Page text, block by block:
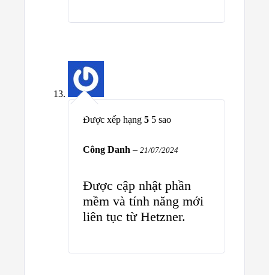
Được xếp hạng 5 5 sao
Công Danh – 21/07/2024
Được cập nhật phần
mềm và tính năng mới
liên tục từ Hetzner.